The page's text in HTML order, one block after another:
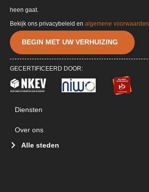
heen gaat.
BEGIN MET UW VERHUIZING
GECERTIFICEERD DOOR:
Diensten
Over ons
Alle steden
Bekijk ons privacybeleid en algemene voorwaarden